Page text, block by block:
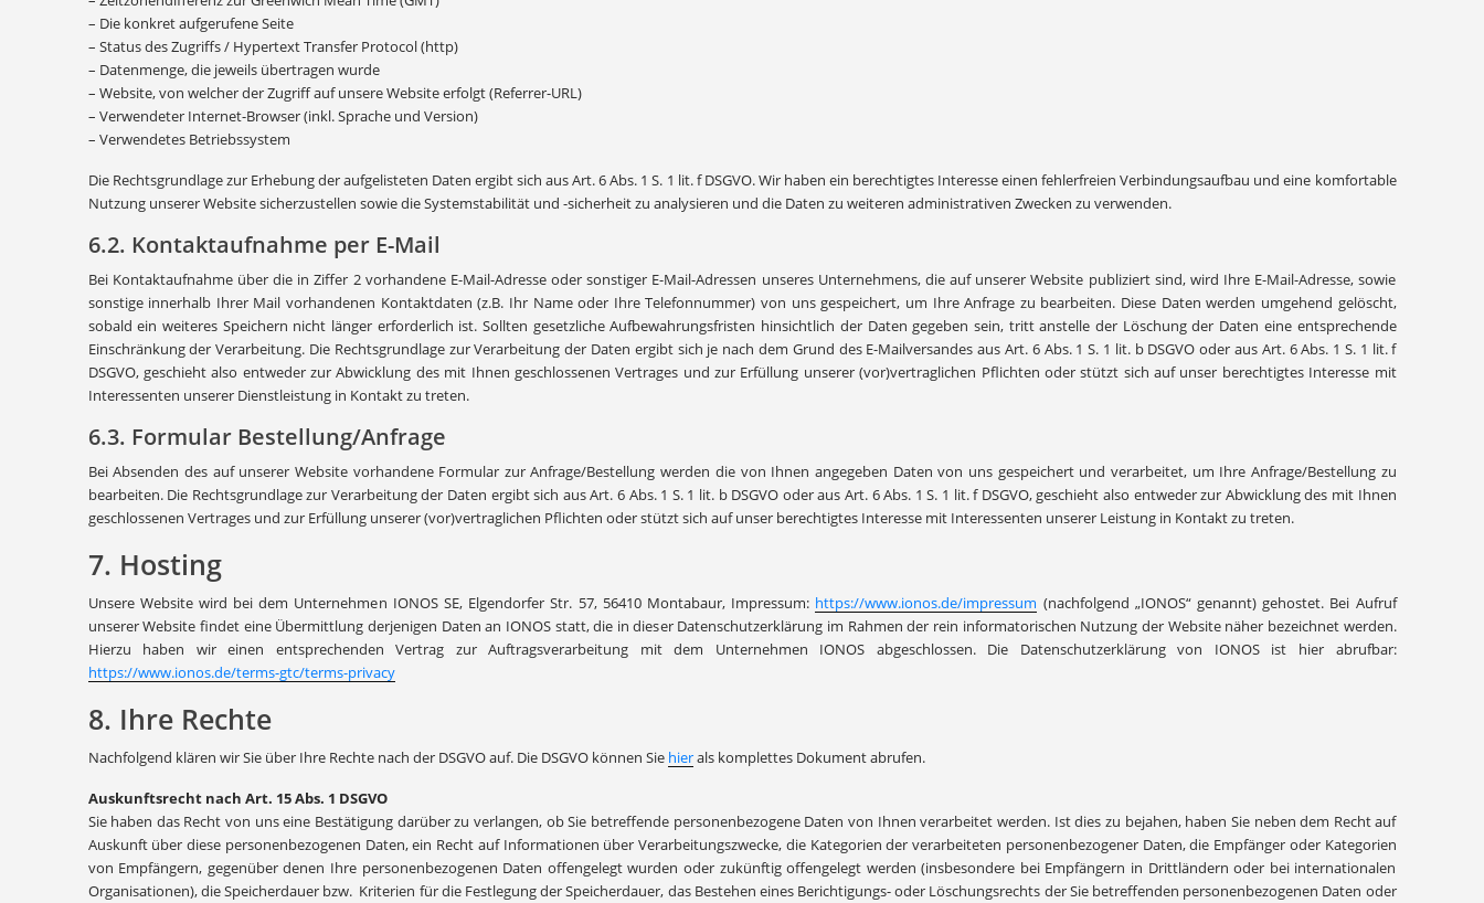
– Die konkret aufgerufene Seite
– Status des Zugriffs / Hypertext Transfer Protocol (http)
– Datenmenge, die jeweils übertragen wurde
– Website, von welcher der Zugriff auf unsere Website erfolgt (Referrer-URL)
– Verwendeter Internet-Browser (inkl. Sprache und Version)
– Verwendetes Betriebssystem
Die Rechtsgrundlage zur Erhebung der aufgelisteten Daten ergibt sich aus Art. 6 Abs. 1 S. 1 lit. f DSGVO. Wir haben ein berechtigtes Interesse einen fehlerfreien Verbindungsaufbau und eine komfortable
Nutzung unserer Website sicherzustellen sowie die Systemstabilität und -sicherheit zu analysieren und die Daten zu weiteren administrativen Zwecken zu verwenden.
6.2. Kontaktaufnahme per E-Mail
Bei Kontaktaufnahme über die in Ziffer 2 vorhandene E-Mail-Adresse oder sonstiger E-Mail-Adressen unseres Unternehmens, die auf unserer Website publiziert sind, wird Ihre E-Mail-Adresse, sowie
sonstige innerhalb Ihrer Mail vorhandenen Kontaktdaten (z.B. Ihr Name oder Ihre Telefonnummer) von uns gespeichert, um Ihre Anfrage zu bearbeiten. Diese Daten werden umgehend gelöscht,
sobald ein weiteres Speichern nicht länger erforderlich ist. Sollten gesetzliche Aufbewahrungsfristen hinsichtlich der Daten gegeben sein, tritt anstelle der Löschung der Daten eine entsprechende
Einschränkung der Verarbeitung. Die Rechtsgrundlage zur Verarbeitung der Daten ergibt sich je nach dem Grund des E-Mailversandes aus Art. 6 Abs. 1 S. 1 lit. b DSGVO oder aus Art. 6 Abs. 1 S. 1 lit. f
DSGVO, geschieht also entweder zur Abwicklung des mit Ihnen geschlossenen Vertrages und zur Erfüllung unserer (vor)vertraglichen Pflichten oder stützt sich auf unser berechtigtes Interesse mit
Interessenten unserer Dienstleistung in Kontakt zu treten.
6.3. Formular Bestellung/Anfrage
Bei Absenden des auf unserer Website vorhandene Formular zur Anfrage/Bestellung werden die von Ihnen angegeben Daten von uns gespeichert und verarbeitet, um Ihre Anfrage/Bestellung zu
bearbeiten. Die Rechtsgrundlage zur Verarbeitung der Daten ergibt sich aus Art. 6 Abs. 1 S. 1 lit. b DSGVO oder aus Art. 6 Abs. 1 S. 1 lit. f DSGVO, geschieht also entweder zur Abwicklung des mit Ihnen
geschlossenen Vertrages und zur Erfüllung unserer (vor)vertraglichen Pflichten oder stützt sich auf unser berechtigtes Interesse mit Interessenten unserer Leistung in Kontakt zu treten.
7. Hosting
Unsere Website wird bei dem Unternehmen IONOS SE, Elgendorfer Str. 57, 56410 Montabaur, Impressum: https://www.ionos.de/impressum (nachfolgend „IONOS“ genannt) gehostet. Bei Aufruf
unserer Website findet eine Übermittlung derjenigen Daten an IONOS statt, die in dieser Datenschutzerklärung im Rahmen der rein informatorischen Nutzung der Website näher bezeichnet werden.
Hierzu haben wir einen entsprechenden Vertrag zur Auftragsverarbeitung mit dem Unternehmen IONOS abgeschlossen. Die Datenschutzerklärung von IONOS ist hier abrufbar:
https://www.ionos.de/terms-gtc/terms-privacy
8. Ihre Rechte
Nachfolgend klären wir Sie über Ihre Rechte nach der DSGVO auf. Die DSGVO können Sie hierals komplettes Dokument abrufen.
Auskunftsrecht nach Art. 15 Abs. 1 DSGVO
Sie haben das Recht von uns eine Bestätigung darüber zu verlangen, ob Sie betreffende personenbezogene Daten von Ihnen verarbeitet werden. Ist dies zu bejahen, haben Sie neben dem Recht auf
Auskunft über diese personenbezogenen Daten, ein Recht auf Informationen über Verarbeitungszwecke, die Kategorien der verarbeiteten personenbezogener Daten, die Empfänger oder Kategorien
von Empfängern, gegenüber denen Ihre personenbezogenen Daten offengelegt wurden oder zukünftig offengelegt werden (insbesondere bei Empfängern in Drittländern oder bei internationalen
Organisationen), die Speicherdauer bzw. Kriterien für die Festlegung der Speicherdauer, das Bestehen eines Berichtigungs- oder Löschungsrechts der Sie betreffenden personenbezogenen Daten oder